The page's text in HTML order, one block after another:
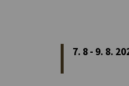
7. 8 - 9. 8.